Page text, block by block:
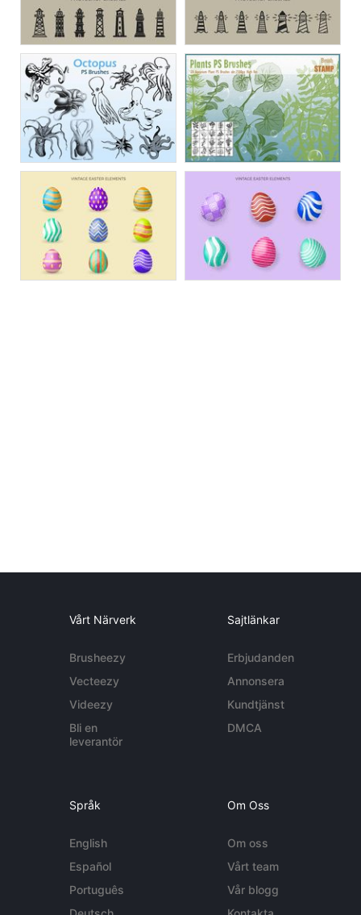
Vårt Närverk
Brusheezy
Vecteezy
Videezy
Bli en
leverantör
Sajtlänkar
Erbjudanden
Annonsera
Kundtjänst
DMCA
Språk
English
Español
Português
Om Oss
Om oss
Vårt team
Vår blogg